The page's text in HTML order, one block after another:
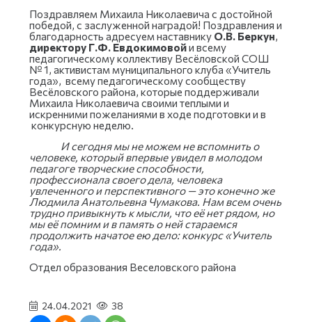
Поздравляем Михаила Николаевича с достойной
победой, с заслуженной наградой! Поздравления и
благодарность адресуем наставнику О.В. Беркун,
директору Г.Ф. Евдокимовойи всему
педагогическому коллективу Весёловской СОШ
№ 1, активистам муниципального клуба «Учитель
года», всему педагогическому сообществу
Весёловского района, которые поддерживали
Михаила Николаевича своими теплыми и
искренними пожеланиями в ходе подготовки и в
конкурсную неделю.
И сегодня мы не можем не вспомнить о
человеке, который впервые увидел в молодом
педагоге творческие способности,
профессионала своего дела, человека
увлеченного и перспективного — это конечно же
Людмила Анатольевна Чумакова. Нам всем очень
трудно привыкнуть к мысли, что её нет рядом, но
мы её помним и в память о ней стараемся
продолжить начатое ею дело: конкурс «Учитель
года».
Отдел образования Веселовского района
24.04.2021 38